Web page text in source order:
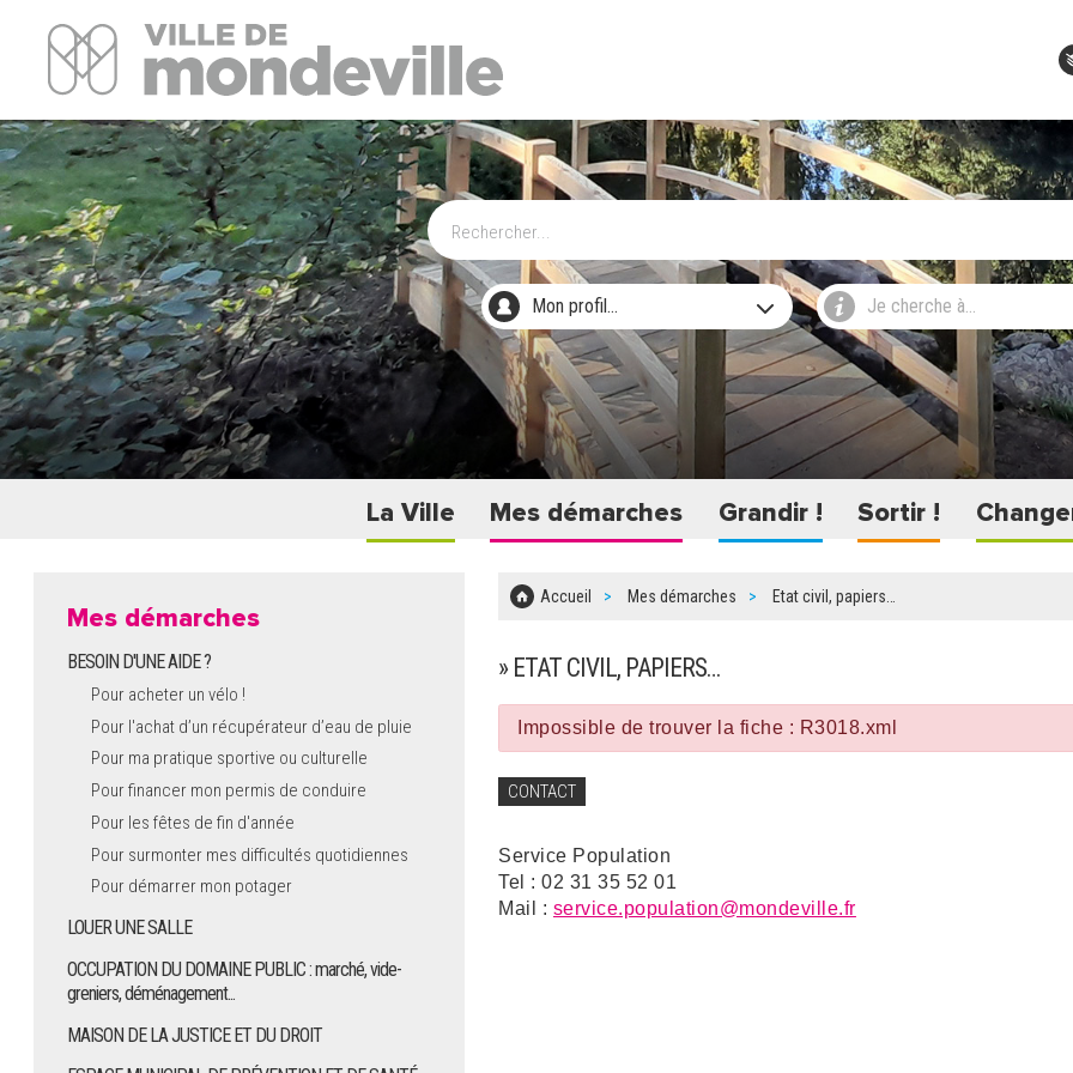
Site Officiel de la ville de Mondeville
Mon profil... Je cherche à...
La Ville Mes démarches Grandir ! Sortir !
Accueil Mes démarches Etat civil, papiers…
» ETAT CIVIL, PAPIERS…
Impossible de trouver la fiche : R3018.xml
CONTACT
Service Population
Tel : 02 31 35 52 01
Mail : service.population@mondeville.fr
Mes démarches
BESOIN D'UNE AIDE ?
Pour acheter un vélo !
Pour l'achat d’un récupérateur d’eau de pluie
Pour ma pratique sportive ou culturelle
Pour financer mon permis de conduire
Pour les fêtes de fin d'année
Pour surmonter mes difficultés quotidiennes
Pour démarrer mon potager
LOUER UNE SALLE
OCCUPATION DU DOMAINE PUBLIC : marché, vide-
greniers, déménagement...
MAISON DE LA JUSTICE ET DU DROIT